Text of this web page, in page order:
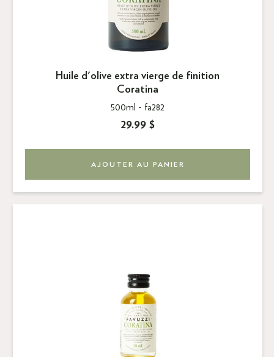
Huile d'olive extra vierge de finition
Coratina
500ml - fa282
29.99 $
AJOUTER AU PANIER